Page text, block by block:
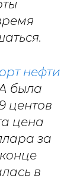
нефти
была
центов
цена
за
в